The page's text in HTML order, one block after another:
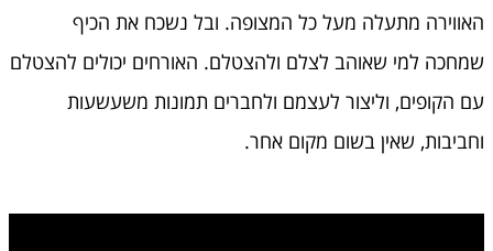
האווירה מתעלה מעל כל המצופה. ובל נשכח את הכיף
שמחכה למי שאוהב לצלם ולהצטלם. האורחים יכולים להצטלם
עם הקופים, וליצור לעצמם ולחברים תמונות משעשעות
וחביבות, שאין בשום מקום אחר.